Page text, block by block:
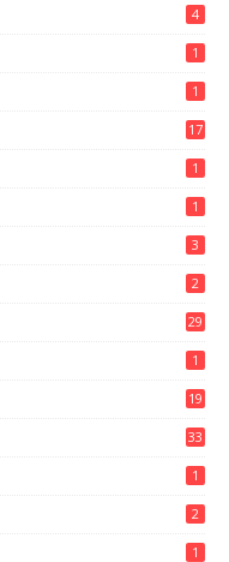
4
1
1
17
1
1
3
2
29
1
19
33
1
2
1